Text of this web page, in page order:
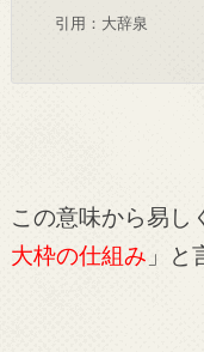
引用：大辞泉
この意味から易し
大枠の仕組み 」と